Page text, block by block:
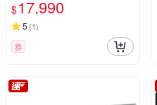
$17,990
5 (1)
券